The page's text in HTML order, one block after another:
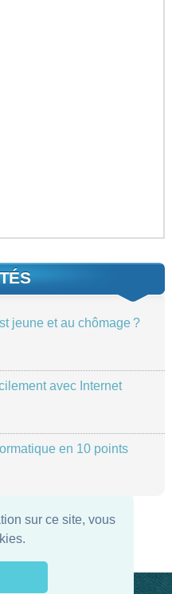
sur ce site, vous
jeune et au chômage ?
avec Internet
en 10 points